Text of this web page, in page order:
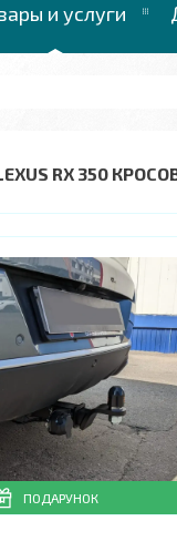
и услуги
RX 350
ПОДАРУНОК